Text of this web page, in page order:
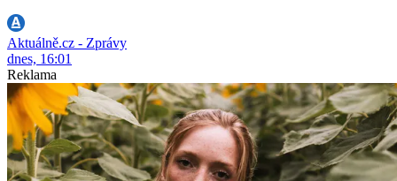
Aktuálně.cz - Zprávy
dnes, 16:01
Reklama